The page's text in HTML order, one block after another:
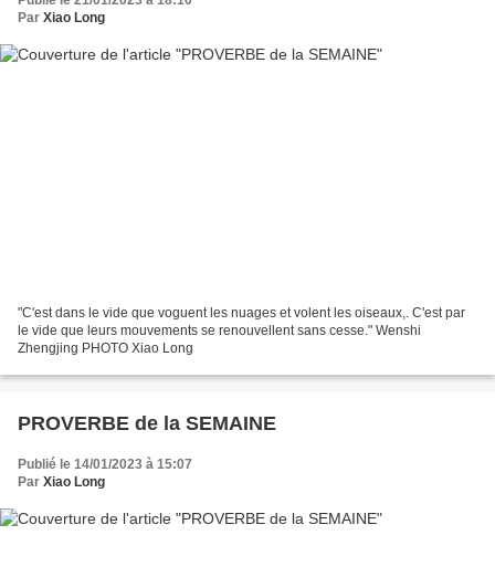
Par Xiao Long
"C'est dans le vide que voguent les nuages et volent les oiseaux,. C'est par
le vide que leurs mouvements se renouvellent sans cesse." Wenshi
Zhengjing PHOTO Xiao Long
PROVERBE de la SEMAINE
Publié le 14/01/2023 à 15:07
Par Xiao Long